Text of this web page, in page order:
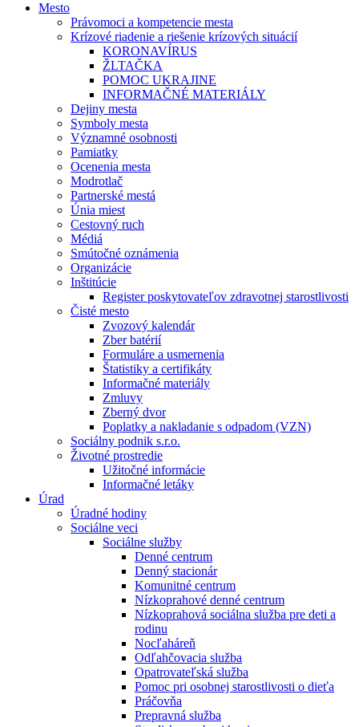
Mesto
Právomoci a kompetencie mesta
Krízové riadenie a riešenie krízových situácií
KORONAVÍRUS
ŽLTAČKA
POMOC UKRAJINE
INFORMAČNÉ MATERIÁLY
Dejiny mesta
Symboly mesta
Významné osobnosti
Pamiatky
Ocenenia mesta
Modrotlač
Partnerské mestá
Únia miest
Cestovný ruch
Médiá
Smútočné oznámenia
Organizácie
Inštitúcie
Register poskytovateľov zdravotnej starostlivosti
Čisté mesto
Zvozový kalendár
Zber batérií
Formuláre a usmernenia
Štatistiky a certifikáty
Informačné materiály
Zmluvy
Zberný dvor
Poplatky a nakladanie s odpadom (VZN)
Sociálny podnik s.r.o.
Životné prostredie
Užitočné informácie
Informačné letáky
Úrad
Úradné hodiny
Sociálne veci
Sociálne služby
Denné centrum
Denný stacionár
Komunitné centrum
Nízkoprahové denné centrum
Nízkoprahová sociálna služba pre deti a
rodinu
Nocľaháreň
Odľahčovacia služba
Opatrovateľská služba
Pomoc pri osobnej starostlivosti o dieťa
Práčovňa
Prepravná služba